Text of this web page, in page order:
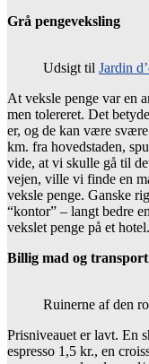
Grå pengeveksling
Udsigt til Jardin
At veksle penge var en
men tolereret. Det
er, og de kan være
km. fra hovedstaden,
vide, at vi skulle gå til
vejen, ville vi finde en
veksle penge. Ganske
“kontor” – langt bedre
vekslet penge på et hotel.
Billig mad og transport
Ruinerne af den
Prisniveauet er lavt. En
espresso 1,5 kr., en